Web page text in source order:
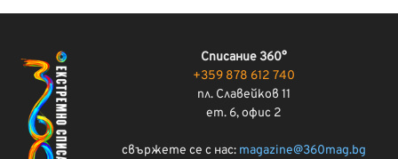
Списание 360°
+359 878 612 740
пл. Славейков 11
ет. 6, офис 2
свържете се с нас: magazine@360mag.bg